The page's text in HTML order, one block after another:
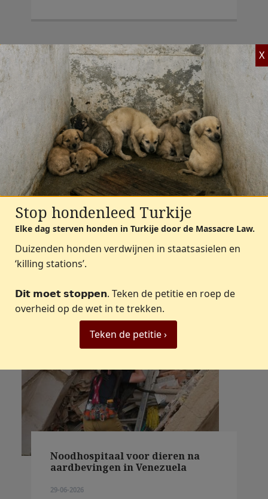
Petitie: Al 1,5 miljoen
zwerfhonden dood door Turkse
'slachtwet'
27-07-2026
Noodhospitaal voor dieren na
aardbevingen in Venezuela
29-06-2026
Stop hondenleed Turkije
Elke dag sterven honden in Turkije door de Massacre Law.
Duizenden honden verdwijnen in staatsasielen en
‘killing stations’.
𝗗𝗶𝘁 𝗺𝗼𝗲𝘁 𝘀𝘁𝗼𝗽𝗽𝗲𝗻. Teken de petitie en roep de
overheid op de wet in te trekken.
Teken de petitie ›
X